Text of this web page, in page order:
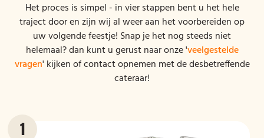
Het proces is simpel - in vier stappen bent u het hele
traject door en zijn wij al weer aan het voorbereiden op
uw volgende feestje! Snap je het nog steeds niet
helemaal? dan kunt u gerust naar onze 'veelgestelde
vragen' kijken of contact opnemen met de desbetreffende
cateraar!